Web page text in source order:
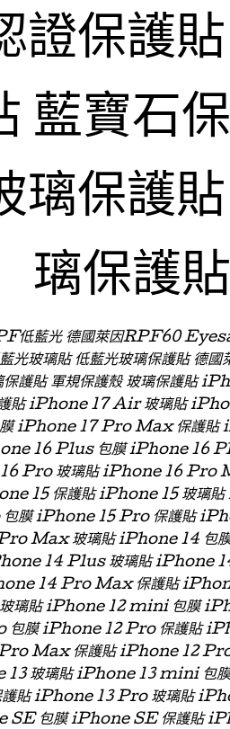
證保護
藍寶石
璃保護
璃保護貼
低藍光 德國萊因RPF60
光玻璃貼 低藍光玻璃保護貼 德
保護貼 軍規保護殼 玻璃保護
iPhone 17 Air 玻璃貼
iPhone 17 Pro Max 保護貼
16 Plus 包膜 iPhone 16
Pro 玻璃貼 iPhone 16
15 保護貼 iPhone 15 玻璃
膜 iPhone 15 Pro 保護貼
Max 玻璃貼 iPhone 14 包
14 Plus 玻璃貼 iPhone
14 Pro Max 保護貼
璃貼 iPhone 12 mini 包膜
膜 iPhone 12 Pro 保護貼
Max 保護貼 iPhone 12
13 玻璃貼 iPhone 13 mini
貼 iPhone 13 Pro 玻璃貼
包膜 iPhone SE 保護貼